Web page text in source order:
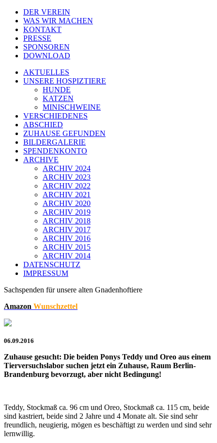
DER VEREIN
WAS WIR MACHEN
KONTAKT
PRESSE
SPONSOREN
DOWNLOAD
AKTUELLES
UNSERE HOSPIZTIERE
HUNDE
KATZEN
MINISCHWEINE
VERSCHIEDENES
ABSCHIED
ZUHAUSE GEFUNDEN
BILDERGALERIE
SPENDENKONTO
ARCHIVE
ARCHIV 2024
ARCHIV 2023
ARCHIV 2022
ARCHIV 2021
ARCHIV 2020
ARCHIV 2019
ARCHIV 2018
ARCHIV 2017
ARCHIV 2016
ARCHIV 2015
ARCHIV 2014
DATENSCHUTZ
IMPRESSUM
Sachspenden für unsere alten Gnadenhoftiere
Amazon Wunschzettel
06.09.2016
Zuhause gesucht: Die beiden Ponys Teddy und Oreo aus einem
Tierversuchslabor suchen jetzt ein Zuhause, Raum Berlin-
Brandenburg bevorzugt, aber nicht Bedingung!
Teddy, Stockmaß ca. 96 cm und Oreo, Stockmaß ca. 115 cm, beide
sind kastriert, beide sind 2 Jahre und 4 Monate alt. Sie sind sehr
freundlich, neugierig, mögen es beschäftigt zu werden und sind sehr
lernwillig.